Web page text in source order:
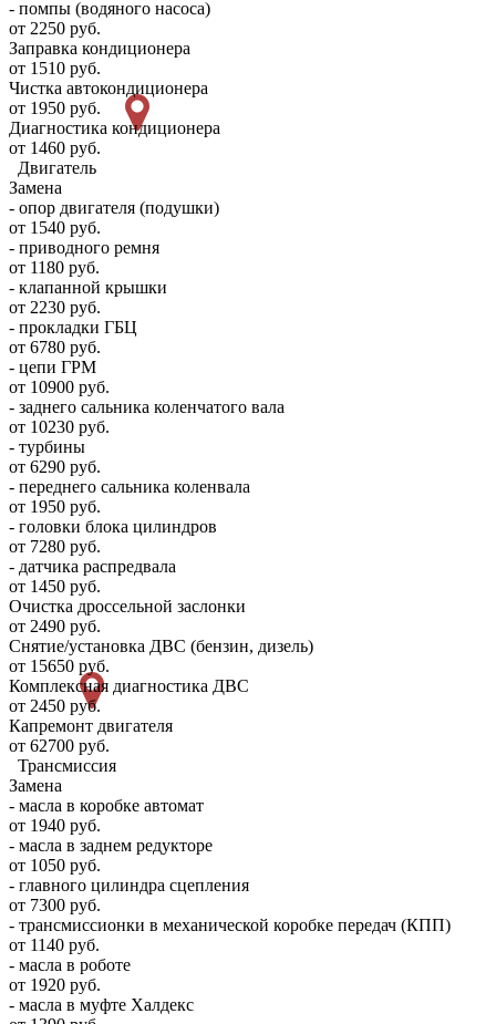
- помпы (водяного насоса)
от 2250 руб.
Заправка кондиционера
от 1510 руб.
Чистка автокондиционера
от 1950 руб.
Диагностика кондиционера
от 1460 руб.
Двигатель
Замена
- опор двигателя (подушки)
от 1540 руб.
- приводного ремня
от 1180 руб.
- клапанной крышки
от 2230 руб.
- прокладки ГБЦ
от 6780 руб.
- цепи ГРМ
от 10900 руб.
- заднего сальника коленчатого вала
от 10230 руб.
- турбины
от 6290 руб.
- переднего сальника коленвала
от 1950 руб.
- головки блока цилиндров
от 7280 руб.
- датчика распредвала
от 1450 руб.
Очистка дроссельной заслонки
от 2490 руб.
Снятие/установка ДВС (бензин, дизель)
от 15650 руб.
Комплексная диагностика ДВС
от 2450 руб.
Капремонт двигателя
от 62700 руб.
Трансмиссия
Замена
- масла в коробке автомат
от 1940 руб.
- масла в заднем редукторе
от 1050 руб.
- главного цилиндра сцепления
от 7300 руб.
- трансмиссионки в механической коробке передач (КПП)
от 1140 руб.
- масла в роботе
от 1920 руб.
- масла в муфте Халдекс